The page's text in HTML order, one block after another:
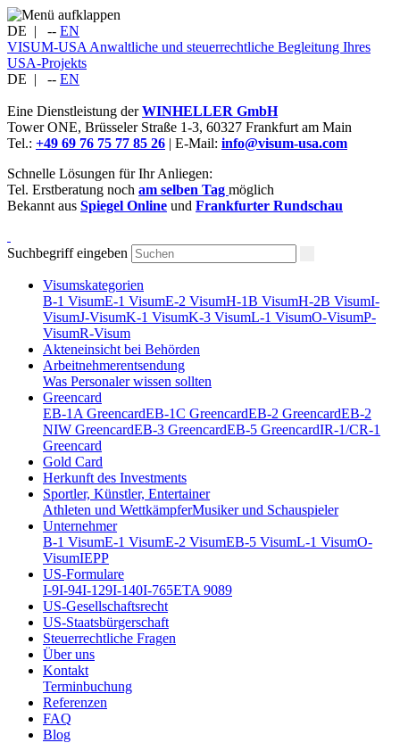
DE | -- EN
VISUM-USA Anwaltliche und steuerrechtliche Begleitung Ihres
USA-Projekts
DE | -- EN
Eine Dienstleistung derWINHELLER GmbH
Tower ONE, Brüsseler Straße 1-3, 60327 Frankfurt am Main
Tel.: +49 69 76 75 77 85 26 | E-Mail: info@visum-usa.com
Schnelle Lösungen für Ihr Anliegen:
Tel. Erstberatung noch am selben Tag möglich
Bekannt aus Spiegel Online und Frankfurter Rundschau
Suchbegriff eingeben
Visumskategorien
B-1 VisumE-1 VisumE-2 VisumH-1B VisumH-2B VisumI-
VisumJ-VisumK-1 VisumK-3 VisumL-1 VisumO-VisumP-
VisumR-Visum
Akteneinsicht bei Behörden
Arbeitnehmerentsendung
Was Personaler wissen sollten
Greencard
EB-1A GreencardEB-1C GreencardEB-2 GreencardEB-2
NIW GreencardEB-3 GreencardEB-5 GreencardIR-1/CR-1
Greencard
Gold Card
Herkunft des Investments
Sportler, Künstler, Entertainer
Athleten und WettkämpferMusiker und Schauspieler
Unternehmer
B-1 VisumE-1 VisumE-2 VisumEB-5 VisumL-1 VisumO-
VisumIEPP
US-Formulare
I-9I-94I-129I-140I-765ETA 9089
US-Gesellschaftsrecht
US-Staatsbürgerschaft
Steuerrechtliche Fragen
Über uns
Kontakt
Terminbuchung
Referenzen
FAQ
Blog